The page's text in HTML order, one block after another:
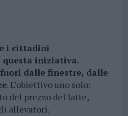
i cittadini
questa iniziativa.
dalle finestre, dalle
. L’obiettivo uno solo:
del prezzo del latte,
allevatori.